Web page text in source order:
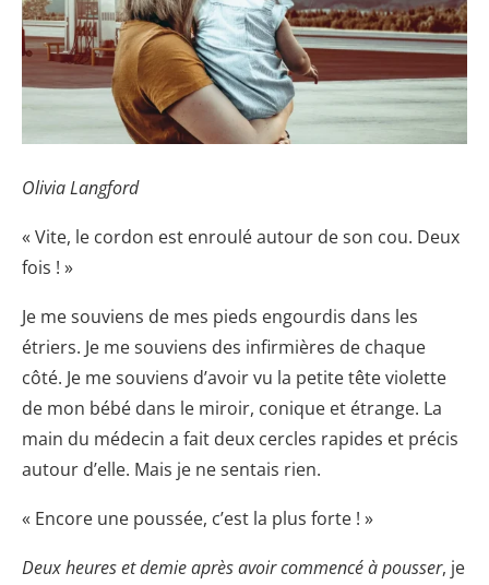
Olivia Langford
« Vite, le cordon est enroulé autour de son cou. Deux
fois ! »
Je me souviens de mes pieds engourdis dans les
étriers. Je me souviens des infirmières de chaque
côté. Je me souviens d’avoir vu la petite tête violette
de mon bébé dans le miroir, conique et étrange. La
main du médecin a fait deux cercles rapides et précis
autour d’elle. Mais je ne sentais rien.
« Encore une poussée, c’est la plus forte ! »
Deux heures et demie après avoir commencé à pousser, je